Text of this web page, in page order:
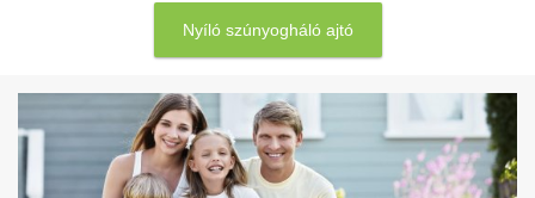
Nyíló szúnyogháló ajtó